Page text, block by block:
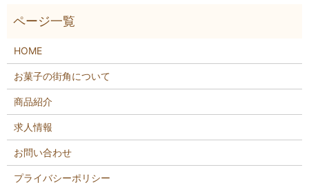
HOME
お菓子の街角について
商品紹介
求人情報
お問い合わせ
プライバシーポリシー